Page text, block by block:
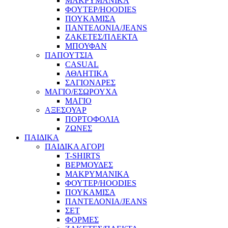
ΦΟΥΤΕΡ/HOODIES
ΠΟΥΚΑΜΙΣΑ
ΠΑΝΤΕΛΟΝΙΑ/JEANS
ΖΑΚΕΤΕΣ/ΠΛΕΚΤΑ
ΜΠΟΥΦΑΝ
ΠΑΠΟΥΤΣΙΑ
CASUAL
ΑΘΛΗΤΙΚΑ
ΣΑΓΙΟΝΑΡΕΣ
ΜΑΓΙΟ/ΕΣΩΡΟΥΧΑ
ΜΑΓΙΟ
ΑΞΕΣΟΥΑΡ
ΠΟΡΤΟΦΟΛΙΑ
ΖΩΝΕΣ
ΠΑΙΔΙΚΑ
ΠΑΙΔΙΚΑ ΑΓΟΡΙ
T-SHIRTS
ΒΕΡΜΟΥΔΕΣ
ΜΑΚΡΥΜΑΝΙΚΑ
ΦΟΥΤΕΡ/HOODIES
ΠΟΥΚΑΜΙΣΑ
ΠΑΝΤΕΛΟΝΙΑ/JEANS
ΣΕΤ
ΦΟΡΜΕΣ